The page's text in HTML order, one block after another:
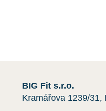
BIG Fit s.r.o.
Kramářova 1239/31,